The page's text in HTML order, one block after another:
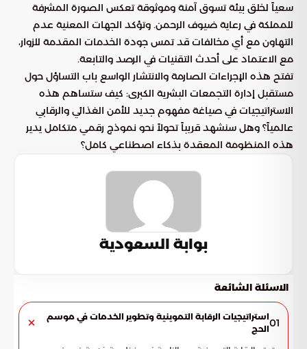
سعياً لخلق بيئة تسوق آمنة وموثوقة تعكس الصورة المشرفة
للمملكة في رعاية ضيوف الرحمن. وتؤكد الجهات المعنية عدم
التهاون مع أي مخالفات قد تمس جودة الخدمات المقدمة للزوار،
مع الاعتماد على أحدث التقنيات في الرصد والتابعة.
تفتح هذه الإجراءات الصارمة والانتشار الواسع باب التساؤل حول
مستقبل إدارة التجمعات البشرية الكبرى: كيف ستساهم هذه
الاستراتيجيات في صياغة مفهوم جديد للأمن الغذائي والرقابي
عالمياً؟ وهل سنشهد قريباً تحولاً نحو نموذج رقمي متكامل يدير
هذه المنظومة المعقدة بذكاء اصطناعي كامل؟
بوابة السعودية
الاسئلة الشائعة
01استراتيجيات الرقابة التموينية وتطوير الخدمات في موسم
الحج